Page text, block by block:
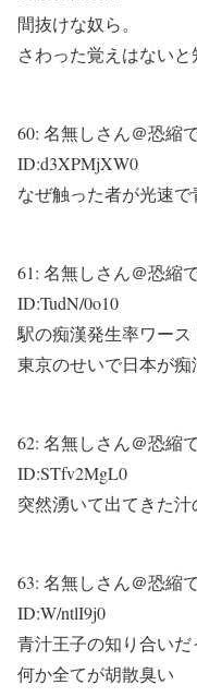
間抜けな奴ら。
さわった覚えはないと
60: 名無しさん＠恐縮
ID:d3XPMjXW0
なぜ触った者が光速
61: 名無しさん＠恐縮
ID:TudN/0o10
駅の痴漢発生率ワー
東京のせいで日本が
62: 名無しさん＠恐縮
ID:STfv2MgL0
突然湧いて出てきた汁
63: 名無しさん＠恐縮
ID:W/ntlI9j0
青汁王子の知り合いだ
何か全てが胡散臭い